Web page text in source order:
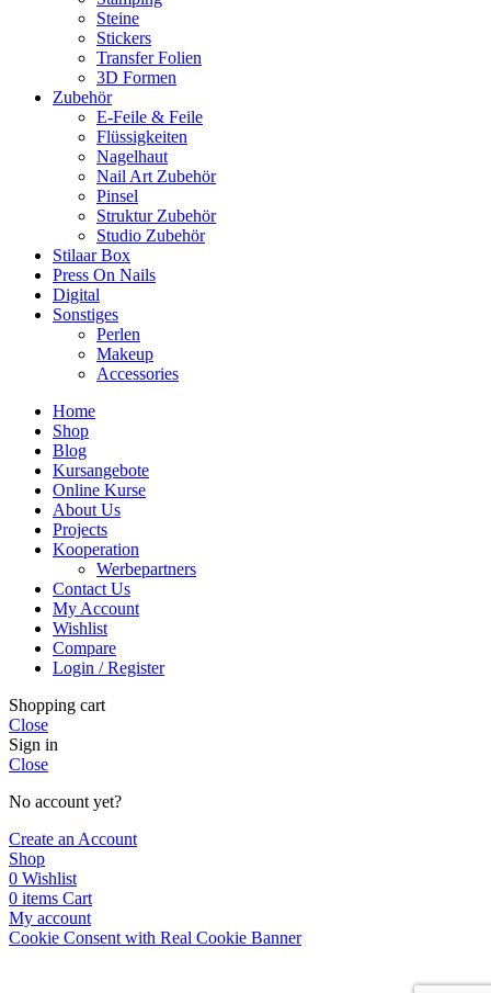
Steine
Stickers
Transfer Folien
3D Formen
Zubehör
E-Feile & Feile
Flüssigkeiten
Nagelhaut
Nail Art Zubehör
Pinsel
Struktur Zubehör
Studio Zubehör
Stilaar Box
Press On Nails
Digital
Sonstiges
Perlen
Makeup
Accessories
Home
Shop
Blog
Kursangebote
Online Kurse
About Us
Projects
Kooperation
Werbepartners
Contact Us
My Account
Wishlist
Compare
Login / Register
Shopping cart
Close
Sign in
Close
No account yet?
Create an Account
Shop
0 Wishlist
0 items Cart
My account
Cookie Consent with Real Cookie Banner